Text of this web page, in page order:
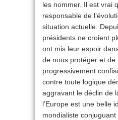
les nommer. Il est vrai
responsable de
situation actuelle.
présidents ne croient
ont mis leur espoir
de nous protéger et de
progressivement
contre toute logique
aggravant le déclin de
l’Europe est une belle
mondialiste